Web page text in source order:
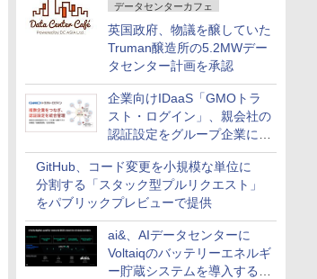
データセンターカフェ
英国政府、物議を醸していた
Truman醸造所の5.2MWデー
タセンター計画を承認
企業向けIDaaS「GMOトラ
スト・ログイン」、親会社の
認証設定をグループ企業に展
開できる新機能を提供
GitHub、コード変更を小規模な単位に
分割する「スタック型プルリクエスト」
をパブリックプレビューで提供
ai&、AIデータセンターに
Voltaiqのバッテリーエネルギ
ー貯蔵システムを導入する計